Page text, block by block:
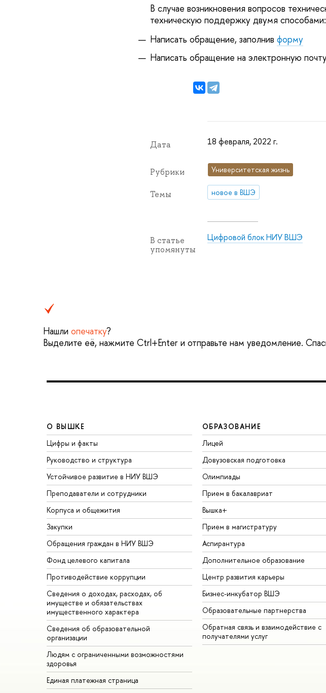
В случае возникновения вопросов
техническую поддержку двумя способами:
Написать обращение, заполнив форму
Написать обращение на электронную
Дата 18 февраля, 2022 г.
Рубрики Университетская жизнь
Темы новое в ВШЭ
В статье
упомянуты
Цифровой блок НИУ ВШЭ
Нашли опечатку?
Выделите её, нажмите Ctrl+Enter и отправьте нам уведомление.
О ВЫШКЕ
Цифры и факты
Руководство и структура
Устойчивое развитие в НИУ ВШЭ
Преподаватели и сотрудники
Корпуса и общежития
Закупки
Обращения граждан в НИУ ВШЭ
Фонд целевого капитала
Противодействие коррупции
Сведения о доходах, расходах, об
имуществе и обязательствах
имущественного характера
Сведения об образовательной
организации
Людям с ограниченными возможностями
здоровья
Единая платежная страница
ОБРАЗОВАНИЕ
Лицей
Довузовская подготовка
Олимпиады
Прием в бакалавриат
Вышка+
Прием в магистратуру
Аспирантура
Дополнительное образование
Центр развития карьеры
Бизнес-инкубатор ВШЭ
Образовательные партнерства
Обратная связь и взаимодействие с
получателями услуг